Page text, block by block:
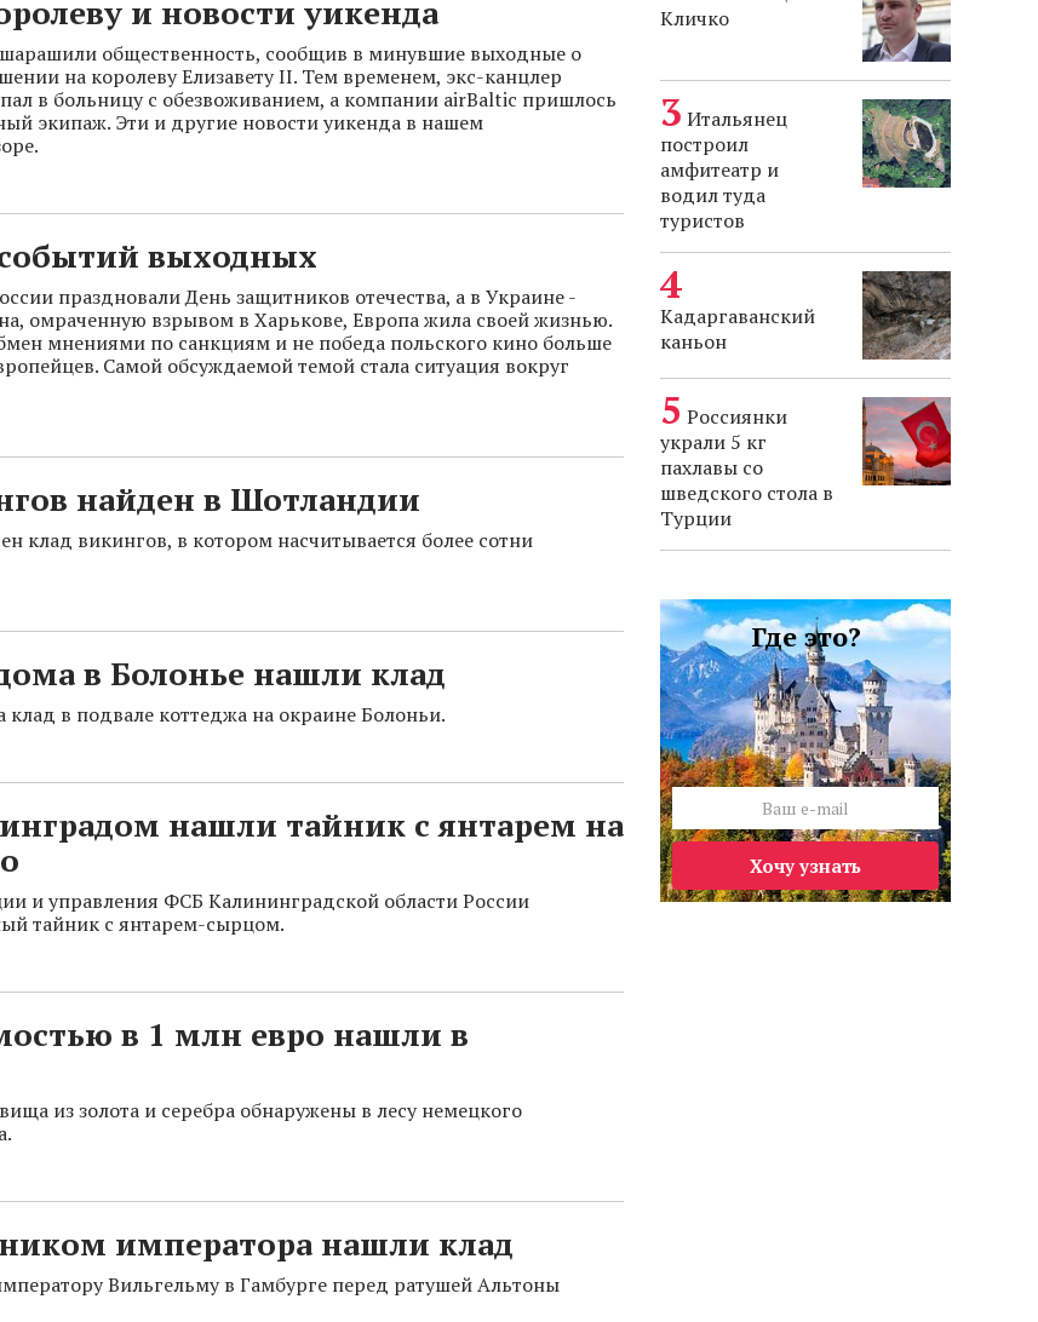
и новости уикенда
общественность, сообщив в минувшие выходные о
на королеву Елизавету II. Тем временем, экс-канцлер
в больницу с обезвоживанием, а компании airBaltic пришлось
экипаж. Эти и другие новости уикенда в нашем
выходных
праздновали День защитников отечества, а в Украине -
омраченную взрывом в Харькове, Европа жила своей жизнью.
мнениями по санкциям и не победа польского кино больше
Самой обсуждаемой темой стала ситуация вокруг
найден в Шотландии
клад викингов, в котором насчитывается более сотни
в Болонье нашли клад
в подвале коттеджа на окраине Болоньи.
нашли тайник с янтарем на
и управления ФСБ Калининградской области России
тайник с янтарем-сырцом.
в 1 млн евро нашли в
из золота и серебра обнаружены в лесу немецкого
императора нашли клад
Вильгельму в Гамбурге перед ратушей Альтоны
Кличко
Итальянец
построил
амфитеатр и
водил туда
туристов
Кадаргаванский
каньон
Россиянки
украли 5 кг
пахлавы со
шведского стола в
Турции
Где это?
Хочу узнать